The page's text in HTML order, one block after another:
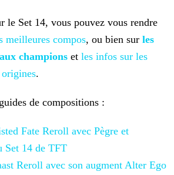
le Set 14, vous pouvez vous rendre
meilleures compos, ou bien sur les
champions et les infos sur les
origines.
de compositions :
Fate Reroll avec Pègre et
Set 14 de TFT
Reroll avec son augment Alter Ego